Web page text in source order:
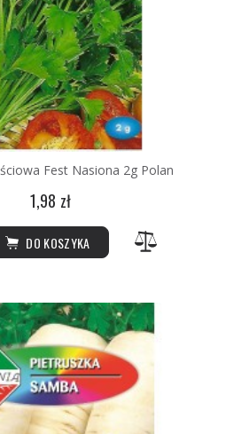
Fest Nasiona 2g Polan
1,98 zł
DO KOSZYKA